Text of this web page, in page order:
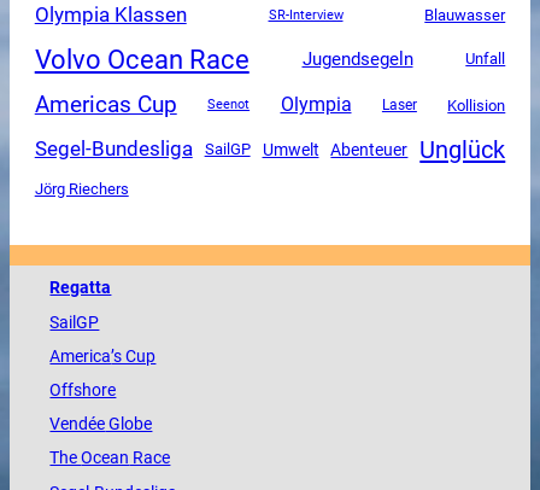
Olympia Klassen SR-Interview Blauwasser
Volvo Ocean Race Jugendsegeln Unfall
Americas Cup Seenot Olympia Laser Kollision
Segel-Bundesliga SailGP Umwelt Abenteuer Unglück
Jörg Riechers
Regatta
SailGP
America’s Cup
Offshore
VendéeGlobe
TheOcean Race